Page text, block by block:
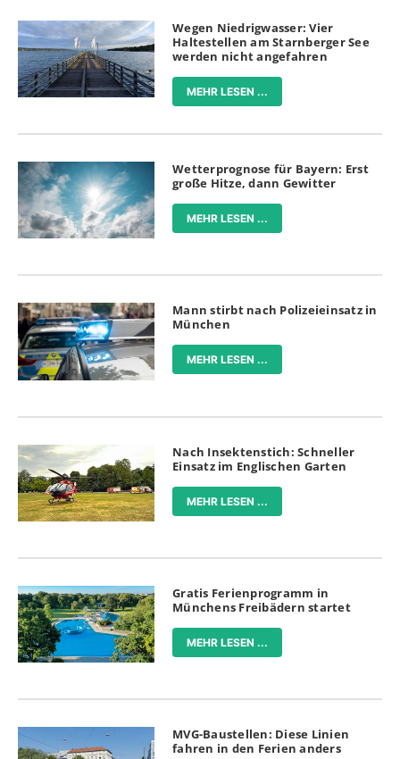
Wegen Niedrigwasser: Vier
Haltestellen am Starnberger See
werden nicht angefahren
MEHR LESEN ...
Wetterprognose für Bayern: Erst
große Hitze, dann Gewitter
MEHR LESEN ...
Mann stirbt nach Polizeieinsatz in
München
MEHR LESEN ...
Nach Insektenstich: Schneller
Einsatz im Englischen Garten
MEHR LESEN ...
Gratis Ferienprogramm in
Münchens Freibädern startet
MEHR LESEN ...
MVG-Baustellen: Diese Linien
fahren in den Ferien anders